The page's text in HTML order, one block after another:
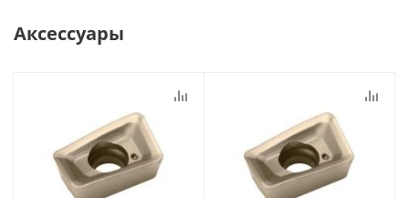
Аксессуары